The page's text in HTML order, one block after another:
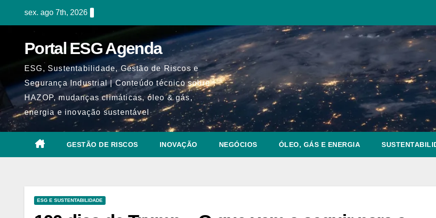
sex. ago 7th, 2026
Portal ESG Agenda
ESG, Sustentabilidade, Gestão de Riscos e
Segurança Industrial | Conteúdo técnico sobre
HAZOP, mudanças climáticas, óleo & gás,
energia e inovação sustentável
GESTÃO DE RISCOS INOVAÇÃO NEGÓCIOS ÓLEO, GÁS E ENERGIA
ESG E SUSTENTABILIDADE